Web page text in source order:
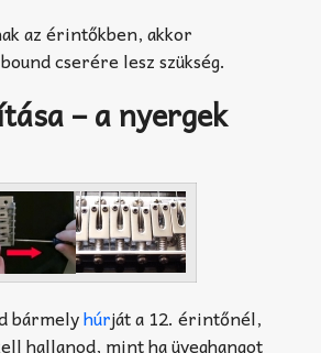
az érintőkben, akkor
cserére lesz szükség.
– a nyergek
bármelyhúrját a 12. érintőnél,
hallanod, mint ha üveghangot